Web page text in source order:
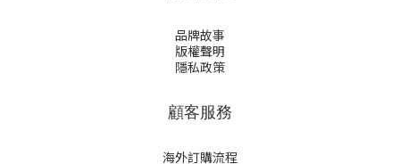
品牌故事
版權聲明
隱私政策
顧客服務
海外訂購流程